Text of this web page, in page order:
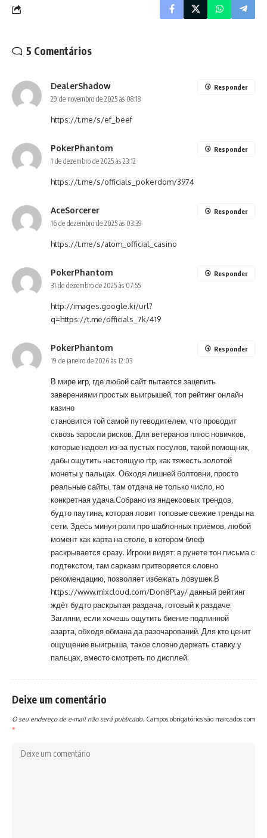
5 Comentários
DealerShadow
29 de novembro de 2025 às 08:18
https://t.me/s/ef_beef
Responder
PokerPhantom
1 de dezembro de 2025 às 23:12
https://t.me/s/officials_pokerdom/3974
Responder
AceSorcerer
16 de dezembro de 2025 às 03:39
https://t.me/s/atom_official_casino
Responder
PokerPhantom
31 de dezembro de 2025 às 07:55
http://images.google.ki/url?
q=https://t.me/officials_7k/419
Responder
PokerPhantom
19 de janeiro de 2026 às 12:03
В мире игр, где любой сайт пытается зацепить
заверениями простых выигрышей, топ рейтинг онлайн
казино
становится той самой путеводителем, что проводит
сквозь заросли рисков. Для ветеранов плюс новичков,
которые надоел из-за пустых посулов, такой помощник,
дабы ощутить настоящую rtp, как тяжесть золотой
монеты у пальцах. Обходя лишней болтовни, просто
реальные сайты, там отдача не только число, но
конкретная удача.Собрано из яндексовых трендов,
будто паутина, которая ловит топовые свежие тренды на
сети. Здесь минуя роли про шаблонных приёмов, любой
момент как карта на столе, в котором блеф
раскрывается сразу. Игроки видят: в рунете тон письма с
подтекстом, там сарказм притворяется словно
рекомендацию, позволяет избежать ловушек.В
https://www.mixcloud.com/Don8Play/данный рейтинг
ждёт будто раскрытая раздача, готовый к раздаче.
Загляни, если хочешь ощутить биение подлинной
азарта, обходя обмана да разочарований. Для кто ценит
ощущение выигрыша, такое словно держать ставку у
пальцах, вместо смотреть по дисплей.
Responder
Deixe um comentário
O seu endereço de e-mail não será publicado. Campos obrigatórios são marcados com
*